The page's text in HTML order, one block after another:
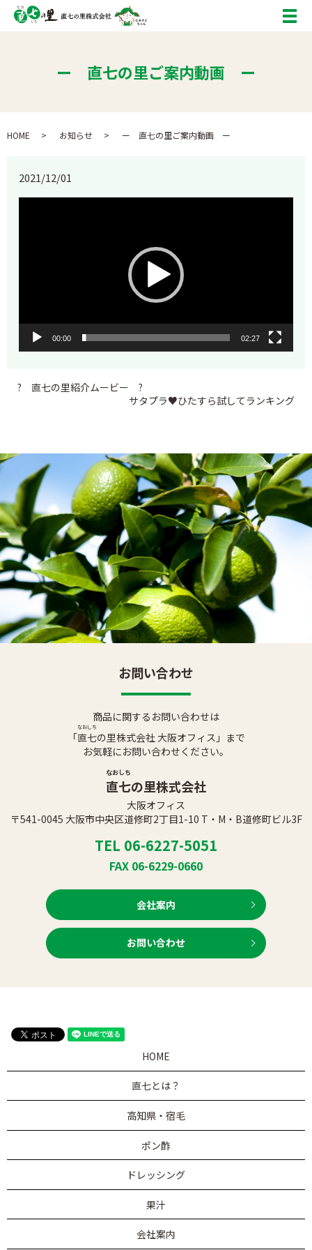
メ
ー 直七の里ご案内動画 ー
HOME お知らせ ー 直七の里ご案内動画 ー
2021/12/01
00:00 02:27
? 直七の里紹介ムービー ?
サタプラ♥ひたすら試してランキング
お問い合わせ
商品に関するお問い合わせは
「直七
なおしち
の里株式会社 大阪オフィス」まで
お気軽にお問い合わせください。
直七
なおしち
の里株式会社
大阪オフィス
〒541-0045 大阪市中央区道修町2丁目1-10 T・M・B道修町ビル3F
TEL 06-6227-5051
FAX 06-6229-0660
会社案内
お問い合わせ
HOME
直七とは？
高知県・宿毛
ポン酢
ドレッシング
果汁
会社案内